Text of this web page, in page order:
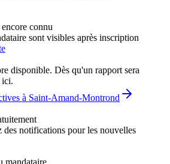
encore connu
sont visibles après inscription
disponible. Dès qu'un rapport sera
ici.
à Saint-Amand-Montrond
des notifications pour les nouvelles
mandataire